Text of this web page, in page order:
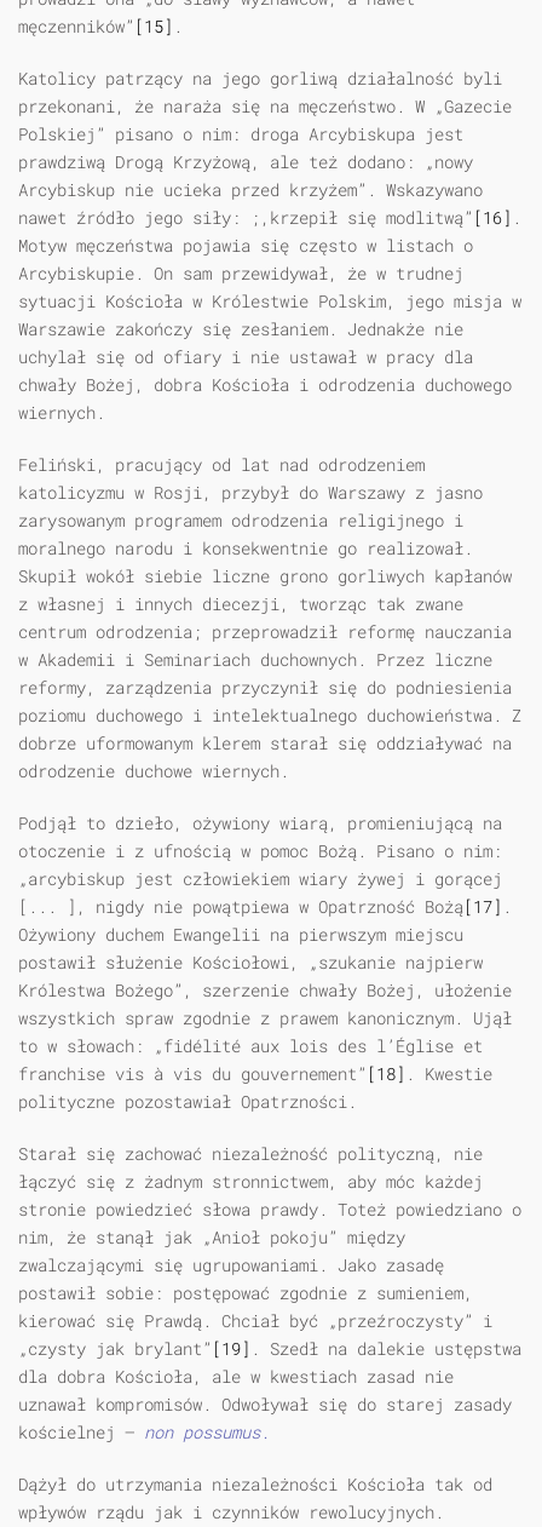
męczenników” [15] .
Katolicy patrzący na jego gorliwą działalność byli
przekonani, że naraża się na męczeństwo. W „Gazecie
Polskiej” pisano o nim: droga Arcybiskupa jest
prawdziwą Drogą Krzyżową, ale też dodano: „nowy
Arcybiskup nie ucieka przed krzyżem”. Wskazywano
nawet źródło jego siły: ;,krzepił się modlitwą” [16] .
Motyw męczeństwa pojawia się często w listach o
Arcybiskupie. On sam przewidywał, że w trudnej
sytuacji Kościoła w Królestwie Polskim, jego misja w
Warszawie zakończy się zesłaniem. Jednakże nie
uchylał się od ofiary i nie ustawał w pracy dla
chwały Bożej, dobra Kościoła i odrodzenia duchowego
wiernych.
Feliński, pracujący od lat nad odrodzeniem
katolicyzmu w Rosji, przybył do Warszawy z jasno
zarysowanym programem odrodzenia religijnego i
moralnego narodu i konsekwentnie go realizował.
Skupił wokół siebie liczne grono gorliwych kapłanów
z własnej i innych diecezji, tworząc tak zwane
centrum odrodzenia; przeprowadził reformę nauczania
w Akademii i Seminariach duchownych. Przez liczne
reformy, zarządzenia przyczynił się do podniesienia
poziomu duchowego i intelektualnego duchowieństwa. Z
dobrze uformowanym klerem starał się oddziaływać na
odrodzenie duchowe wiernych.
Podjął to dzieło, ożywiony wiarą, promieniującą na
otoczenie i z ufnością w pomoc Bożą. Pisano o nim:
„arcybiskup jest człowiekiem wiary żywej i gorącej
[... ], nigdy nie powątpiewa w Opatrzność Bożą[17] .
Ożywiony duchem Ewangelii na pierwszym miejscu
postawił służenie Kościołowi, „szukanie najpierw
Królestwa Bożego”, szerzenie chwały Bożej, ułożenie
wszystkich spraw zgodnie z prawem kanonicznym. Ujął
to w słowach: „fidélité aux lois des l’Église et
franchise vis à vis du gouvernement” [18] . Kwestie
polityczne pozostawiał Opatrzności.
Starał się zachować niezależność polityczną, nie
łączyć się z żadnym stronnictwem, aby móc każdej
stronie powiedzieć słowa prawdy. Toteż powiedziano o
nim, że stanął jak „Anioł pokoju” między
zwalczającymi się ugrupowaniami. Jako zasadę
postawił sobie: postępować zgodnie z sumieniem,
kierować się Prawdą. Chciał być „przeźroczysty” i
„czysty jak brylant” [19] . Szedł na dalekie ustępstwa
dla dobra Kościoła, ale w kwestiach zasad nie
uznawał kompromisów. Odwoływał się do starej zasady
kościelnej — non possumus.
Dążył do utrzymania niezależności Kościoła tak od
wpływów rządu jak i czynników rewolucyjnych.